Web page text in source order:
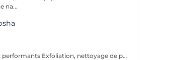
na...
Soins du Visage précis et performants Exfoliation, nettoyage de peau profond, sérum personnalisé, masque ciblé, constituent les étapes clés des soins du visage PHYTOMER. Les produits utilisés pour les soins du visage en instituts et spas offrent une efficacité professionnelle avec des textures spécifiques et des concentrations optimisées en actifs marins.